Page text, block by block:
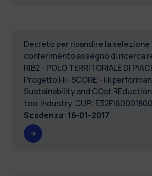
Decreto per ribandire la selezione
conferimento assegno di ricerca
RIB2 - POLO TERRITORIALE DI
Progetto Hi- SCORE - Hi
Sustainability and COst
tool industry. CUP:
Scadenza: 16-01-2017